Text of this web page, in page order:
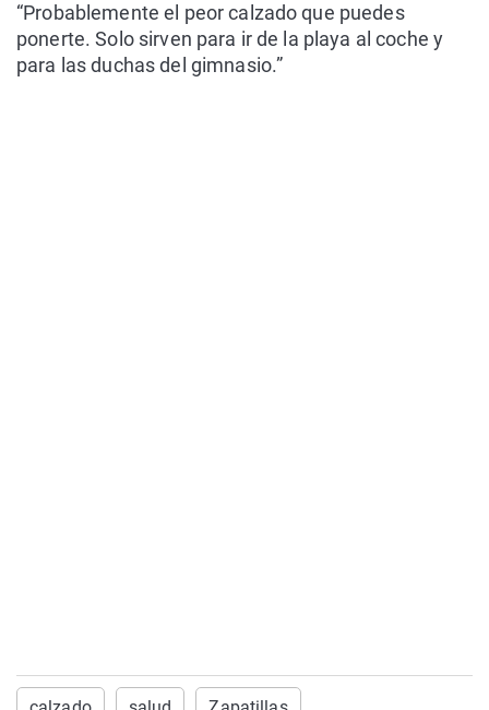
“Probablemente el peor calzado que puedes
ponerte. Solo sirven para ir de la playa al coche y
para las duchas del gimnasio.”